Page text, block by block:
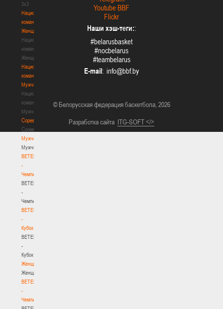
3х3
Национальная
команда.
Женщины
Национальная
команда.
Женщины
Национальная
команда.
Мужчины
Национальная
команда.
Мужчины
Соревнования
Соревнования
Мужчины
Мужчины
BETERA
-
Чемпионат
BETERA
-
Чемпионат
BETERA
-
Кубок
BETERA
-
Кубок
Женщины
Женщины
BETERA
-
Чемпионат
Youtube BBF
Flickr
Наши хэш-теги::
#belarusbasket
#nocbelarus
#teambelarus
E-mail:
© Белорусская федерация баскетбола, 2026
Разработка сайта ITG-SOFT </>